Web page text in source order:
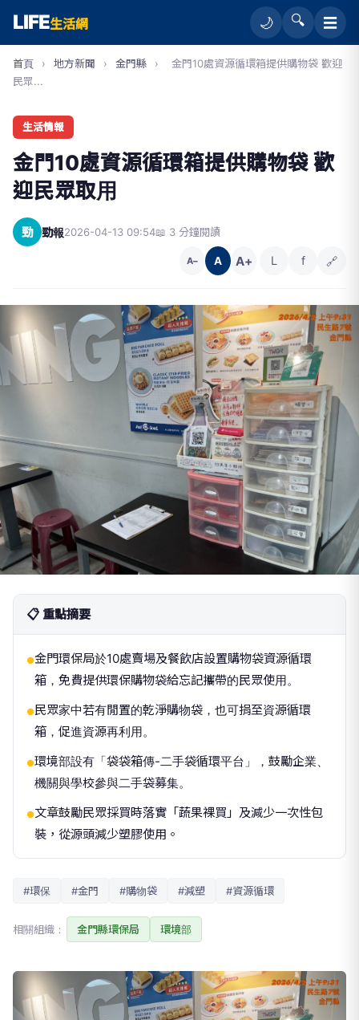
LIFE生活網 🌙 🔍 ☰
首頁 › 地方新聞 › 金門縣 ›
金門10處資源循環箱提供購物袋 歡迎
民眾...
生活情報
金門10處資源循環箱提供購物袋 歡
迎民眾取用
勁 勁報2026-04-13 09:54📖 3 分鐘閱讀
A− A A+ L f 🔗
📋 重點摘要
●金門環保局於10處賣場及餐飲店設置購物袋資源循環
箱，免費提供環保購物袋給忘記攜帶的民眾使用。
●民眾家中若有閒置的乾淨購物袋，也可捐至資源循環
箱，促進資源再利用。
●環境部設有「袋袋箱傳-二手袋循環平台」，鼓勵企業、
機關與學校參與二手袋募集。
●文章鼓勵民眾採買時落實「蔬果裸買」及減少一次性包
裝，從源頭減少塑膠使用。
#環保 #金門 #購物袋 #減塑 #資源循環
相關組織： 金門縣環保局 環境部